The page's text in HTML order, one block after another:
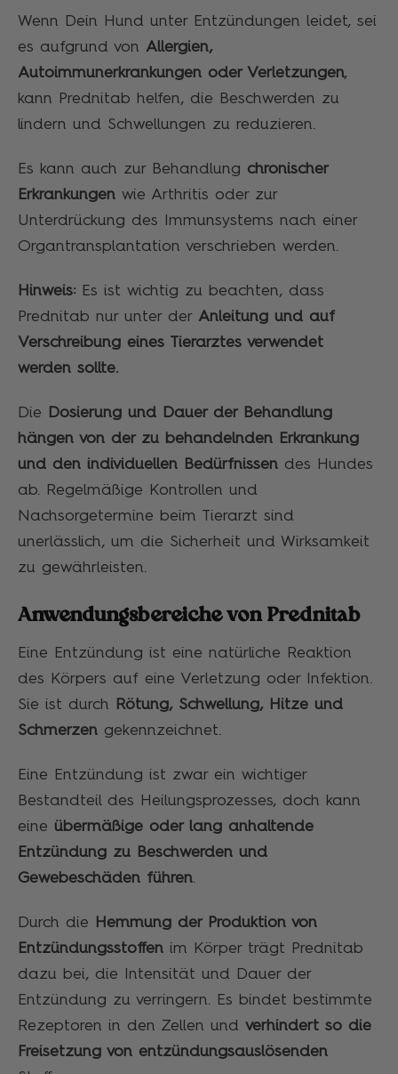
Wenn Dein Hund unter Entzündungen leidet, sei
es aufgrund vonAllergien,
Autoimmunerkrankungen oder Verletzungen,
kann Prednitab helfen, die Beschwerden zu
lindern und Schwellungen zu reduzieren.
Es kann auch zur Behandlung chronischer
Erkrankungenwie Arthritis oder zur
Unterdrückung des Immunsystems nach einer
Organtransplantation verschrieben werden.
Hinweis: Es ist wichtig zu beachten, dass
Prednitab nur unter derAnleitung und auf
Verschreibung eines Tierarztes verwendet
werden sollte.
Die
Dosierung und Dauer der Behandlung
hängen von der zu behandelnden Erkrankung
und den individuellen Bedürfnissen des Hundes
ab. Regelmäßige Kontrollen und
Nachsorgetermine beim Tierarzt sind
unerlässlich, um die Sicherheit und Wirksamkeit
zu gewährleisten.
Anwendungsbereiche von Prednitab
Eine Entzündung ist eine natürliche Reaktion
des Körpers auf eine Verletzung oder Infektion.
Sie ist durch
Rötung, Schwellung, Hitze und
Schmerzen gekennzeichnet.
Eine Entzündung ist zwar ein wichtiger
Bestandteil des Heilungsprozesses, doch kann
eine übermäßige oder lang anhaltende
Entzündung zu Beschwerden und
Gewebeschäden führen.
Durch die
Hemmung der Produktion von
Entzündungsstoffen im Körper trägt Prednitab
dazu bei, die Intensität und Dauer der
Entzündung zu verringern. Es bindet bestimmte
Rezeptoren in den Zellen undverhindert so die
Freisetzung von entzündungsauslösenden